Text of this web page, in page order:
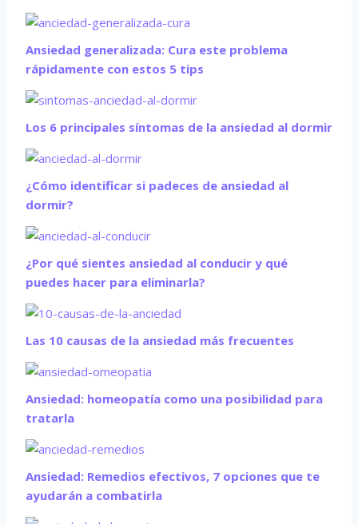
Ansiedad generalizada: Cura este problema
rápidamente con estos 5 tips
Los 6 principales síntomas de la ansiedad al dormir
¿Cómo identificar si padeces de ansiedad al
dormir?
¿Por qué sientes ansiedad al conducir y qué
puedes hacer para eliminarla?
Las 10 causas de la ansiedad más frecuentes
Ansiedad: homeopatía como una posibilidad para
tratarla
Ansiedad: Remedios efectivos, 7 opciones que te
ayudarán a combatirla